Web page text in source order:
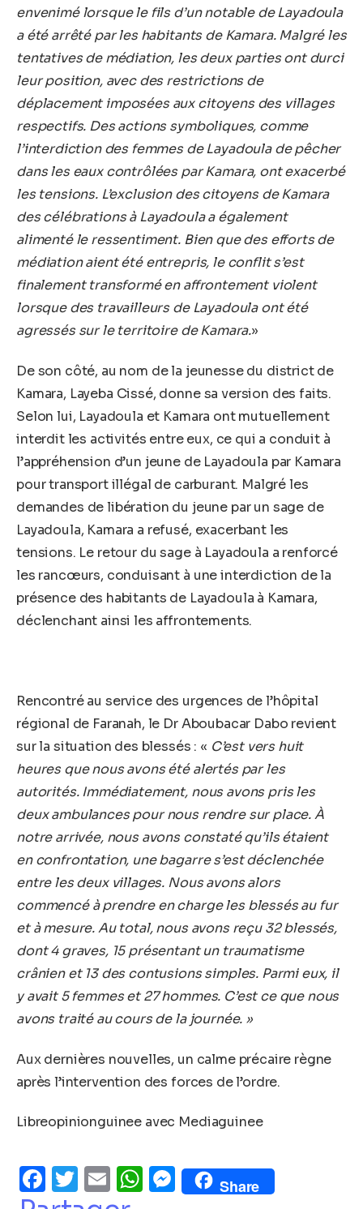
envenimé lorsque le fils d’un notable de Layadoula
a été arrêté par les habitants de Kamara. Malgré les
tentatives de médiation, les deux parties ont durci
leur position, avec des restrictions de
déplacement imposées aux citoyens des villages
respectifs. Des actions symboliques, comme
l’interdiction des femmes de Layadoula de pêcher
dans les eaux contrôlées par Kamara, ont exacerbé
les tensions. L’exclusion des citoyens de Kamara
des célébrations à Layadoula a également
alimenté le ressentiment. Bien que des efforts de
médiation aient été entrepris, le conflit s’est
finalement transformé en affrontement violent
lorsque des travailleurs de Layadoula ont été
agressés sur le territoire de Kamara.»
De son côté, au nom de la jeunesse du district de
Kamara, Layeba Cissé, donne sa version des faits.
Selon lui, Layadoula et Kamara ont mutuellement
interdit les activités entre eux, ce qui a conduit à
l’appréhension d’un jeune de Layadoula par Kamara
pour transport illégal de carburant. Malgré les
demandes de libération du jeune par un sage de
Layadoula, Kamara a refusé, exacerbant les
tensions. Le retour du sage à Layadoula a renforcé
les rancœurs, conduisant à une interdiction de la
présence des habitants de Layadoula à Kamara,
déclenchant ainsi les affrontements.
Rencontré au service des urgences de l’hôpital
régional de Faranah, le Dr Aboubacar Dabo revient
sur la situation des blessés : « C’est vers huit
heures que nous avons été alertés par les
autorités. Immédiatement, nous avons pris les
deux ambulances pour nous rendre sur place. À
notre arrivée, nous avons constaté qu’ils étaient
en confrontation, une bagarre s’est déclenchée
entre les deux villages. Nous avons alors
commencé à prendre en charge les blessés au fur
et à mesure. Au total, nous avons reçu 32 blessés,
dont 4 graves, 15 présentant un traumatisme
crânien et 13 des contusions simples. Parmi eux, il
y avait 5 femmes et 27 hommes. C’est ce que nous
avons traité au cours de la journée. »
Aux dernières nouvelles, un calme précaire règne
après l’intervention des forces de l’ordre.
Libreopinionguinee avec Mediaguinee
Facebook
Twitter
EmailWhatsApp
Messenger
Share